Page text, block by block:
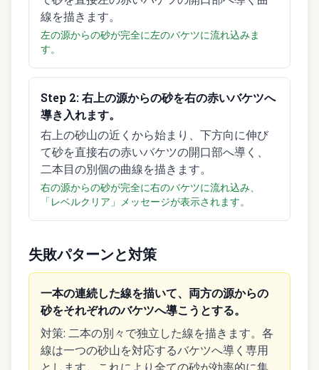
線を描きます。
左の源からの砂が完全に左のバケツに流れ込みま
す。
Step 2:右上の源からの砂を右の赤いバケツへ
導き入れます。
右上の砂山の近くから始まり、下方向に伸び
て砂を直接右の赤いバケツの開口部へ導く、
二本目の別個の曲線を描きます。
右の源からの砂が完全に右のバケツに流れ込み、
「レベルクリア」メッセージが表示されます。
失敗パターンと対策
一本の連続した線を描いて、両方の源からの
砂をそれぞれのバケツへ導こうとする。
対策: 二本の別々で独立した線を描きます。各
線は一つの砂山を対応するバケツへ導く専用